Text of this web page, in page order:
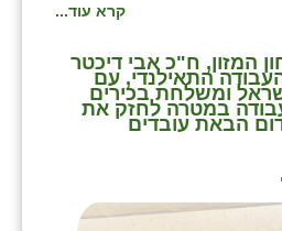
קרא עוד...
המזון, ח"כ אבי דיכטר
התאילנדי, עם
ומשלחת בכירים
במטרה לחזק את
הבאת עובדים